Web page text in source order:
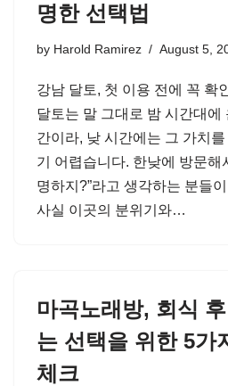
명한 선택법
by Harold Ramirez August 5,
강남 달토, 첫 이용 전에 꼭 확
달토는 말 그대로 밤 시간대에
간이라, 낮 시간에는 그 가치를
기 어렵습니다. 한낮에 방문해
명하지?”라고 생각하는 분들
사실 이곳의 분위기와…
마곡노래방, 회식
는 선택을 위한 5가
체크